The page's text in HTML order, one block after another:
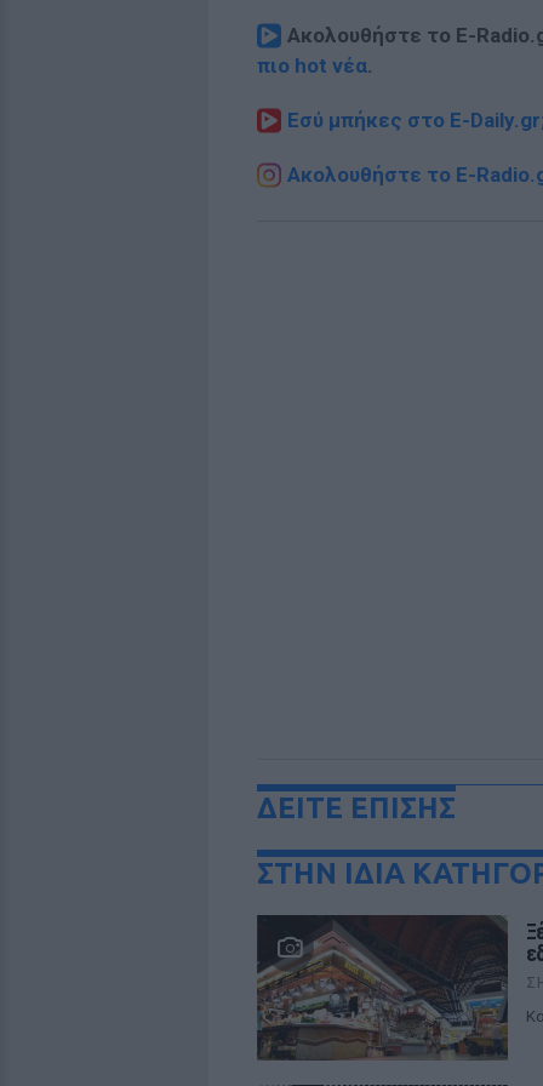
Ακολουθήστε το E-
πιο hot νέα.
Εσύ μπήκες στο E-
Ακολουθήστε το E-
ΔΕΙΤΕ ΕΠΙΣΗΣ
ΣΤΗΝ ΙΔΙΑ